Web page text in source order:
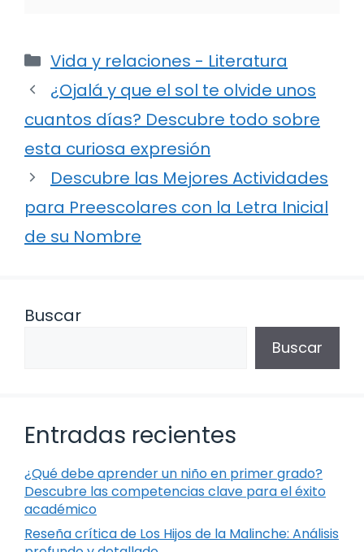
Categorías
Vida y relaciones - Literatura
¿Ojalá y que el sol te olvide unos
cuantos días? Descubre todo sobre
esta curiosa expresión
Descubre las Mejores Actividades
para Preescolares con la Letra Inicial
de su Nombre
Buscar
Buscar
Entradas recientes
¿Qué debe aprender un niño en primer grado?
Descubre las competencias clave para el éxito
académico
Reseña crítica de Los Hijos de la Malinche: Análisis